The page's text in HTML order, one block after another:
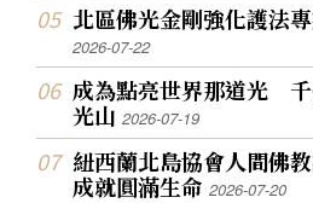
北區佛光金剛強化護法
2026-07-22
成為點亮世界那道光
光山2026-07-19
紐西蘭北島協會人間佛
成就圓滿生命2026-07-20